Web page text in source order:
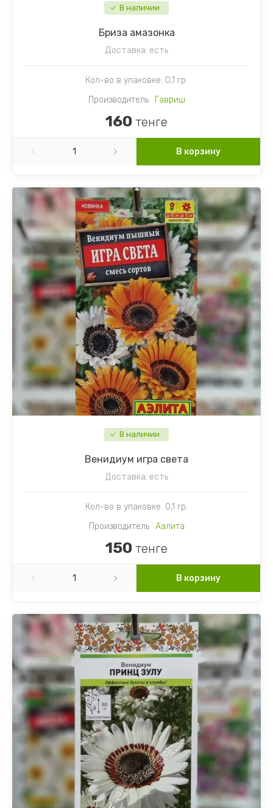
В наличии
Бриза амазонка
Доставка: есть
Кол-во в упаковке: 0,1 гр.
Производитель
Гавриш
160 тенге
В корзину
В наличии
Венидиум игра света
Доставка: есть
Кол-во в упаковке: 0,1 гр.
Производитель
Аэлита
150 тенге
В корзину